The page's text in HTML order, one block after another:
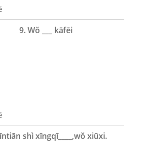
9. Wŏ ___ kāfēi
shì xīngqī____,wŏ xiūxi.